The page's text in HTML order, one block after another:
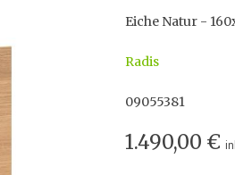
Eiche Natur -
Radis
09055381
1.490,00 €